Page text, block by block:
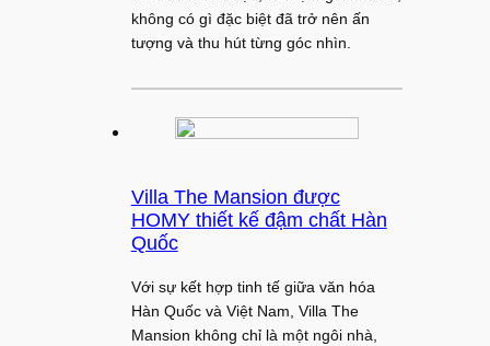
không có gì đặc biệt đã trở nên ấn
tượng và thu hút từng góc nhìn.
Villa The Mansion được
HOMY thiết kế đậm chất Hàn
Quốc
Với sự kết hợp tinh tế giữa văn hóa
Hàn Quốc và Việt Nam, Villa The
Mansion không chỉ là một ngôi nhà,